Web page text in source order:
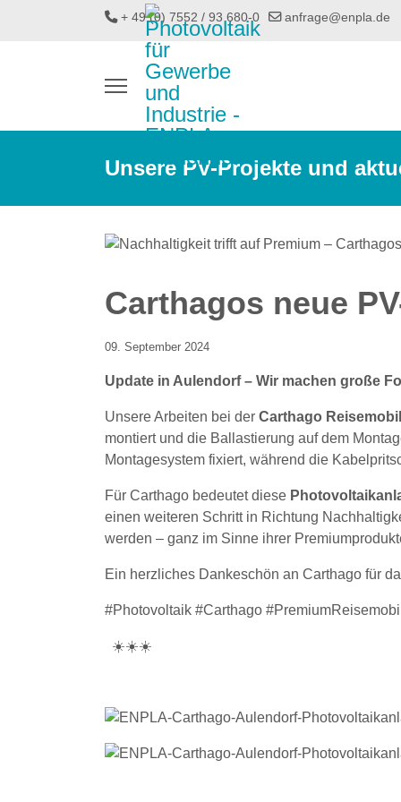
+ 49 (0) 7552 / 93 680-0 anfrage@enpla.de
Unsere PV-Projekte und
Carthagos neue
09. September 2024
Update in Aulendorf – Wir machen große
Unsere Arbeiten bei der Carthago
montiert und die Ballastierung auf dem
Montagesystem fixiert, während die
Für Carthago bedeutet diese
einen weiteren Schritt in Richtung
werden – ganz im Sinne ihrer
Ein herzliches Dankeschön an Carthago für
#Photovoltaik #Carthago
☀️☀️☀️